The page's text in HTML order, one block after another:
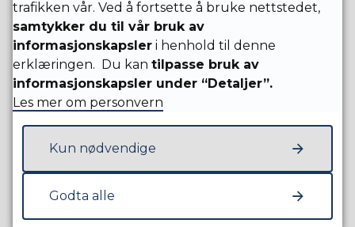
første gang og deretter 500 kr per gang.
Fasiliteter
Bassengstørrelse: 25 x 12,5 meter.
Dybde: 1 meter på det grunneste og
4,2 meter på det dypeste.
Temperatur: 28,5 grader.
Stupetårn: 7,5 m fast, 5 m fast, 2,7
m fast, 3 m svikt, 1 m svikt
trafikken vår. Ved å fortsette å bruke nettstedet,
samtykker du til vår bruk av
informasjonskapsler i henhold til denne
erklæringen. Du kan tilpasse bruk av
informasjonskapsler under “Detaljer”.
Les mer om personvern
Kun nødvendige
Godta alle